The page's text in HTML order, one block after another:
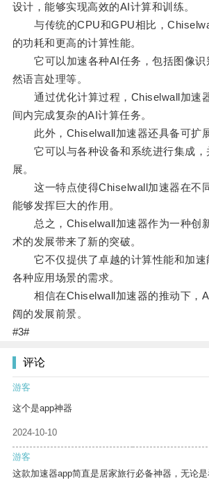
设计，能够实现高效的AI计算和训练。
与传统的CPU和GPU相比，
的功耗和更高的计算性能。
它可以加速各种AI任务，包括图像识
然语言处理等。
通过优化计算过程，Chiselwall加速
间内完成复杂的AI计算任务。
此外，Chiselwall加速器还具备可扩展
它可以与各种设备和系统进行集成，
展。
这一特点使得Chiselwall加速器在不
能够发挥巨大的作用。
总之，Chiselwall加速器作为一种创
术的发展带来了新的突破。
它不仅提供了卓越的计算性能和加速
各种应用场景的需求。
相信在Chiselwall加速器的推动下，
阔的发展前景。
#3#
评论
游客
这个是app神器
2024-10-10
游客
这款加速器app简直是居家旅行必备神器，无论